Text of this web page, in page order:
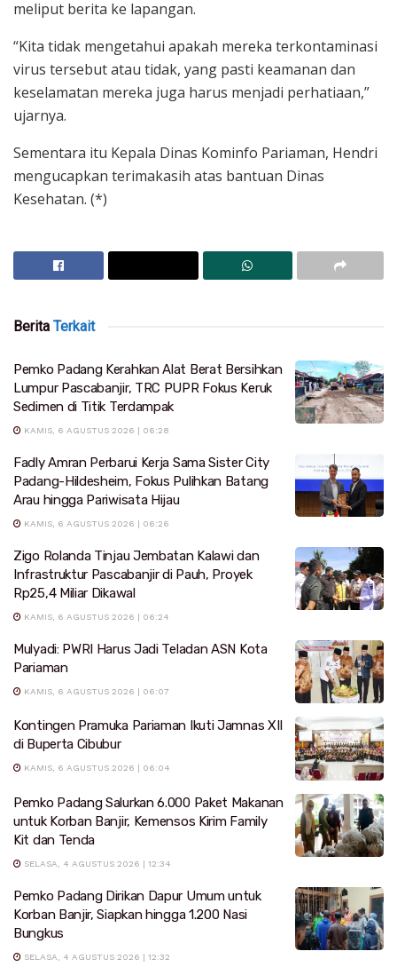
meliput berita ke lapangan.
“Kita tidak mengetahui apakah mereka terkontaminasi
virus tersebut atau tidak, yang pasti keamanan dan
keselamatan mereka juga harus menjadi perhatiaan,”
ujarnya.
Sementara itu Kepala Dinas Kominfo Pariaman, Hendri
mengucapkan terimakasih atas bantuan Dinas
Kesehatan. (*)
Berita Terkait
Pemko Padang Kerahkan Alat Berat Bersihkan
Lumpur Pascabanjir, TRC PUPR Fokus Keruk
Sedimen di Titik Terdampak
KAMIS, 6 AGUSTUS 2026 | 06:28
Fadly Amran Perbarui Kerja Sama Sister City
Padang-Hildesheim, Fokus Pulihkan Batang
Arau hingga Pariwisata Hijau
KAMIS, 6 AGUSTUS 2026 | 06:26
Zigo Rolanda Tinjau Jembatan Kalawi dan
Infrastruktur Pascabanjir di Pauh, Proyek
Rp25,4 Miliar Dikawal
KAMIS, 6 AGUSTUS 2026 | 06:24
Mulyadi: PWRI Harus Jadi Teladan ASN Kota
Pariaman
KAMIS, 6 AGUSTUS 2026 | 06:07
Kontingen Pramuka Pariaman Ikuti Jamnas XII
di Buperta Cibubur
KAMIS, 6 AGUSTUS 2026 | 06:04
Pemko Padang Salurkan 6.000 Paket Makanan
untuk Korban Banjir, Kemensos Kirim Family
Kit dan Tenda
SELASA, 4 AGUSTUS 2026 | 12:34
Pemko Padang Dirikan Dapur Umum untuk
Korban Banjir, Siapkan hingga 1.200 Nasi
Bungkus
SELASA, 4 AGUSTUS 2026 | 12:32